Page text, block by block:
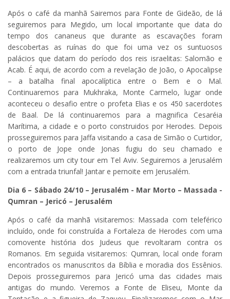
Após o café da manhã Sairemos para Fonte de Gideão, de lá
seguiremos para Megido, um local importante que data do
tempo dos cananeus que durante as escavações foram
descobertas as ruínas do que foi uma vez os suntuosos
palácios que datam do período dos reis israelitas: Salomão e
Acab. É aqui, de acordo com a revelação de João, o Apocalipse
– a batalha final apocalíptica entre o Bem e o Mal.
Continuaremos para Mukhraka, Monte Carmelo, lugar onde
aconteceu o desafio entre o profeta Elias e os 450 sacerdotes
de Baal. De lá continuaremos para a magnifica Cesaréia
Marítima, a cidade e o porto construidos por Herodes. Depois
prosseguiremos para Jaffa visitando a casa de Simão o Curtidor,
o porto de Jope onde Jonas fugiu do seu chamado e
realizaremos um city tour em Tel Aviv. Seguiremos a Jerusalém
com a entrada triunfal! Jantar e pernoite em Jerusalém.
Dia 6 – Sábado 24/10 – Jerusalém - Mar Morto – Massada -
Qumran – Jericó – Jerusalém
Após o café da manhã visitaremos: Massada com teleférico
incluído, onde foi construída a Fortaleza de Herodes com uma
comovente história dos Judeus que revoltaram contra os
Romanos. Em seguida visitaremos: Qumran, local onde foram
encontrados os manuscritos da Bíblia e moradia dos Essênios.
Depois prosseguiremos para Jericó uma das cidades mais
antigas do mundo. Veremos a Fonte de Eliseu, Monte da